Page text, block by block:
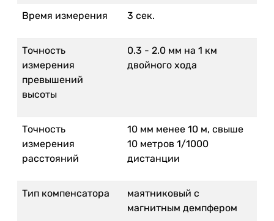
Время измерения 3 сек.
Точность
измерения
превышений
высоты
0.3 - 2.0 мм на 1 км
двойного хода
Точность
измерения
расстояний
10 мм менее 10 м, свыше
10 метров 1/1000
дистанции
Тип компенсатора
маятниковый с
магнитным демпфером